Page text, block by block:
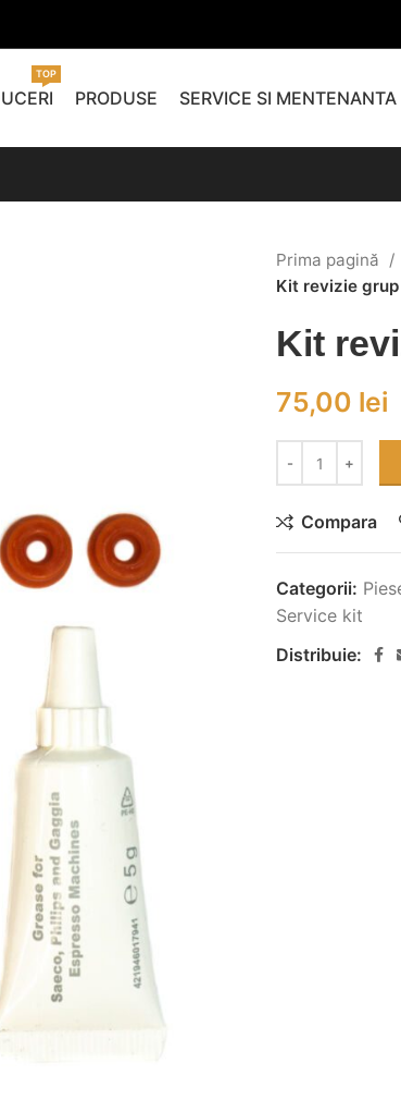
TOP
PRODUSE SERVICE SI MENTENANTA
Prima pagină
Kit revizie
Kit
75,00 lei
Compara
Categorii:
Service kit
Distribuie: